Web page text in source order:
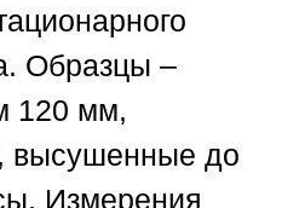
Образцы –
120 мм,
высушенные до
Измерения